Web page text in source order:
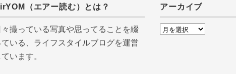
（エアー読む）とは？
々撮っている写真や思ってることを綴
ている、ライフスタイルブログを運営
ています。
アーカイブ
ア